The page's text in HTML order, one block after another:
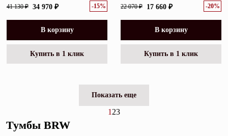
41 130 ₽ 34 970 ₽ -15%
В корзину
Купить в 1 клик
22 070 ₽ 17 660 ₽ -20%
В корзину
Купить в 1 клик
Показать еще
1 23
Тумбы BRW